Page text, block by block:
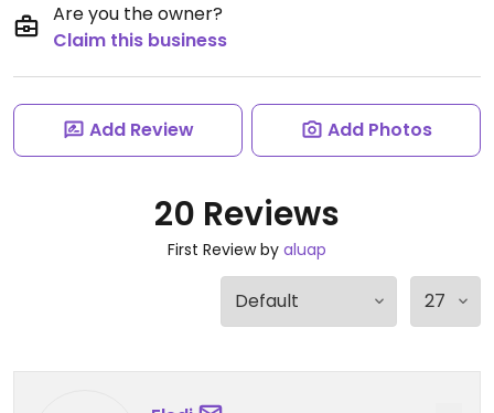
Are you the owner?
Claim this business
Add Review Add Photos
20 Reviews
First Review by aluap